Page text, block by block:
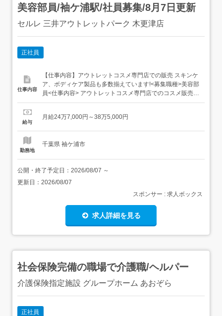
美容部員/袖ケ浦駅/社員募集/8月7日更新
セルレ 三井アウトレットパーク 木更津店
正社員
仕事内容
【仕事内容】アウトレットコスメ専門店での販売 スキンケ
ア、ボディケア製品も多数揃えています!<募集職種>美容部
員<仕事内容> アウトレットコスメ専門店でのコスメ販売。
<一日の流れ>開店前は掃除 ⇒ 接客・レジ ⇒ 納品・発注・
経験><業種>美容部員<施設形態><勤務地>千葉県 木更津市
給与
月給24万7,000円～38万5,000円
勤務地
千葉県 袖ケ浦市
公開・終了予定日： 2026/08/07 ～
更新日： 2026/08/07
スポンサー : 求人ボックス
求人詳細を見る
社会保険完備の職場で介護職/ヘルパー
介護保険指定施設 グループホーム あおぞら
正社員